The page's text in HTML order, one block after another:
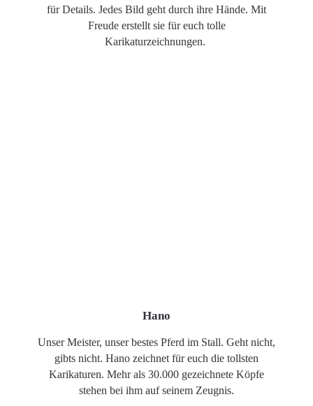
für Details. Jedes Bild geht durch ihre Hände. Mit
Freude erstellt sie für euch tolle
Karikaturzeichnungen.
Hano
Unser Meister, unser bestes Pferd im Stall. Geht nicht,
gibts nicht. Hano zeichnet für euch die tollsten
Karikaturen. Mehr als 30.000 gezeichnete Köpfe
stehen bei ihm auf seinem Zeugnis.